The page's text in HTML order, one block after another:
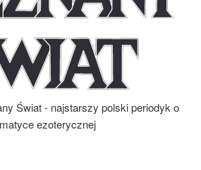
Świat - najstarszy polski periodyk o
ezoterycznej